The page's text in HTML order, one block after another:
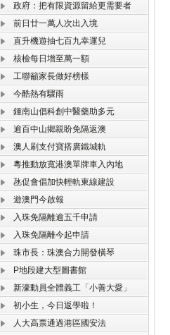
政府：把有限資源留給更需要者
前日廿一萬人次出入境
直升機遊抽七百九幸運兒
核檢每日增至萬一額
工聯籲家長做好榜樣
今酷熱有驟雨
鍾南山倡科創中醫藥助多元
逾百中山鄉親盼免隔返澳
澳人刷支付寶搭廣鐵城軌
粵推動放寬港澳單牌車入內地
氹促會倡加快輕軌東線建設
遊澳門今啟報
入珠免隔離逾五千申請
入珠免隔離今起申請
珠市長：珠澳合力開發橫琴
P地段建大型圖書館
新濠動員全體義工「小善大愛」
初小生，今日返學啦！
人大高票通過港區國安法